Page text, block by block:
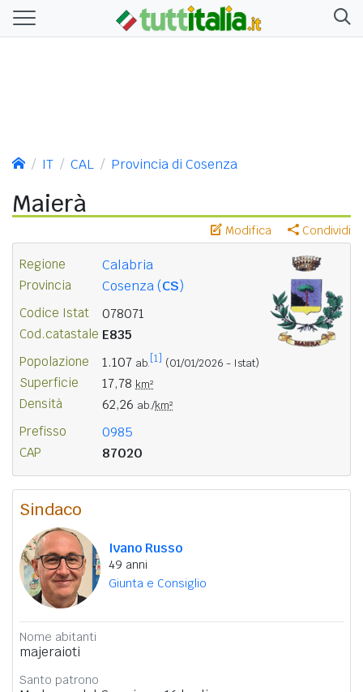
IT CAL Provincia di Cosenza
Maierà
Modifica Condividi
Regione Calabria
Provincia Cosenza (CS)
Codice Istat 078071
Cod.catastale E835
Popolazione 1.107 ab. [1] (01/01/2026 - Istat)
Superficie 17,78 km²
Densità 62,26 ab./km²
Prefisso 0985
CAP 87020
Sindaco
Ivano Russo
49 anni
Giunta e Consiglio
Nome abitanti
majeraioti
Santo patrono